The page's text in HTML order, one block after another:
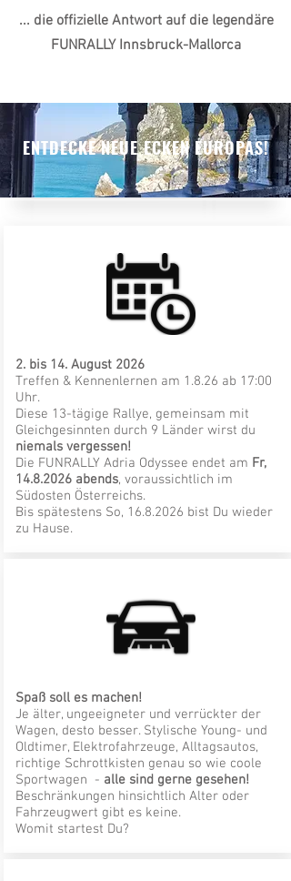
... die offizielle Antwort auf die legendäre
FUNRALLY Innsbruck-Mallorca
ENTDECKE NEUE ECKEN EUROPAS!
All rights reserved
2. bis 14. August 2026
Treffen & Kennenlernen am 1.8.26 ab 17:00
Uhr.
Diese 13-tägige Rallye, gemeinsam mit
Gleichgesinnten durch 9 Länder wirst du
niemals vergessen!
Die FUNRALLY Adria Odyssee endet am Fr,
14.8.2026abends, voraussichtlich im
Südosten Österreichs.
Bis spätestens So, 16.8.2026 bist Du wieder
zu Hause.
Spaß soll es machen!
Je älter, ungeeigneter und verrückter der
Wagen, desto besser. Stylische Young- und
Oldtimer, Elektrofahrzeuge, Alltagsautos,
richtige Schrottkisten genau so wie coole
Sportwagen - alle sind gerne gesehen!
Beschränkungen hinsichtlich Alter oder
Fahrzeugwert gibt es keine.
Womit startest Du?